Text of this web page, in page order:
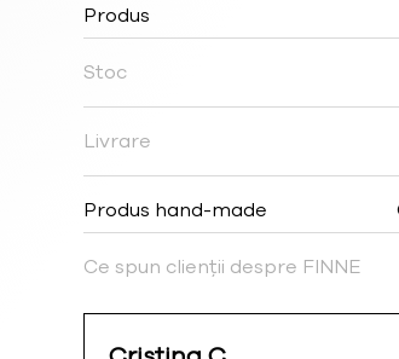
Produs
Stoc
Livrare
Produs hand-made
Ce spun clienții despre FINNE